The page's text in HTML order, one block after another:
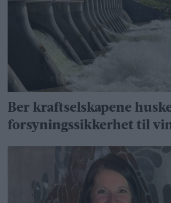
Ber kraftselskapene
forsyningssikkerhet til